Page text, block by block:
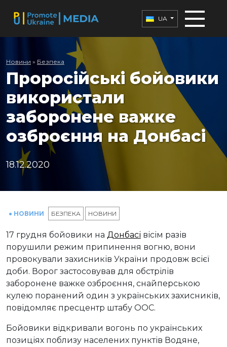
UA
Новини » Безпека
Проросійські бойовики
використали
заборонене важке
озброєння на Донбасі
18.12.2020
● НОВИНИ БЕЗПЕКА НОВИНИ
17 грудня бойовики на Донбасі вісім разів
порушили режим припинення вогню, вони
провокували захисників України продовж всієї
доби. Ворог застосовував для обстрілів
заборонене важке озброєння, снайперською
кулею поранений один з українських захисників,
повідомляє пресцентр штабу ООС.
Бойовики відкривали вогонь по українських
позиціях поблизу населених пунктів Водяне,